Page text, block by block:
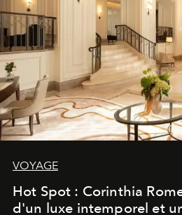
VOYAGE
Hot Spot : Corinthia
d'un luxe intemporel et